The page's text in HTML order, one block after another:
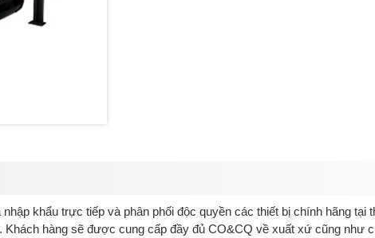
nhập khẩu trực tiếp và phân phối độc quyền các thiết bị chính hãng tại
Khách hàng sẽ được cung cấp đầy đủ CO&CQ về xuất xứ cũng như